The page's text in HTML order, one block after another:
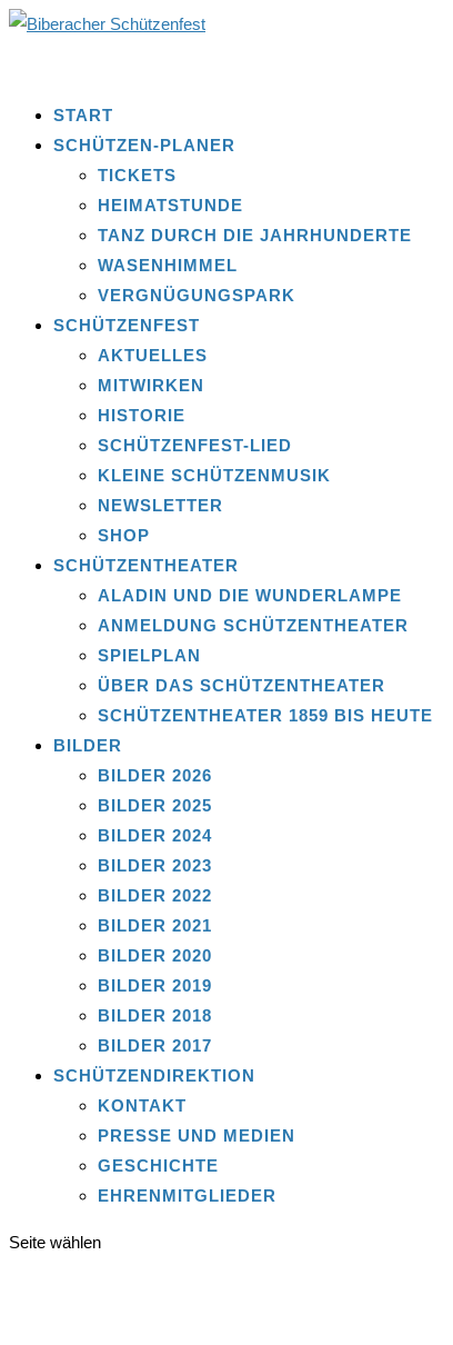
START
SCHÜTZEN-PLANER
TICKETS
HEIMATSTUNDE
TANZ DURCH DIE JAHRHUNDERTE
WASENHIMMEL
VERGNÜGUNGSPARK
SCHÜTZENFEST
AKTUELLES
MITWIRKEN
HISTORIE
SCHÜTZENFEST-LIED
KLEINE SCHÜTZENMUSIK
NEWSLETTER
SHOP
SCHÜTZENTHEATER
ALADIN UND DIE WUNDERLAMPE
ANMELDUNG SCHÜTZENTHEATER
SPIELPLAN
ÜBER DAS SCHÜTZENTHEATER
SCHÜTZENTHEATER 1859 BIS HEUTE
BILDER
BILDER 2026
BILDER 2025
BILDER 2024
BILDER 2023
BILDER 2022
BILDER 2021
BILDER 2020
BILDER 2019
BILDER 2018
BILDER 2017
SCHÜTZENDIREKTION
KONTAKT
PRESSE UND MEDIEN
GESCHICHTE
EHRENMITGLIEDER
Seite wählen